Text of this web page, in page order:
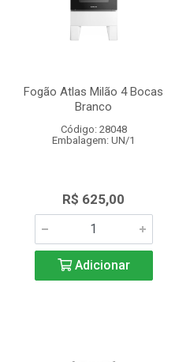
Fogão Atlas Milão 4 Bocas
Branco
Código: 28048
Embalagem: UN/1
R$ 625,00
Adicionar